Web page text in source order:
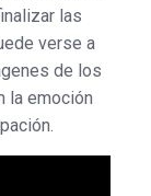
las
verse a
de los
la emoción